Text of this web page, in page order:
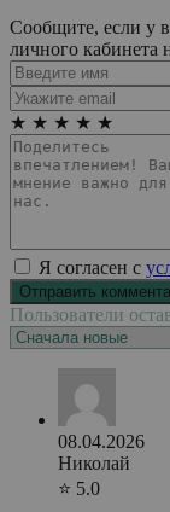
Сообщите, если у
личного кабинета
★ ★ ★ ★ ★
Я согласен с
Пользователи
08.04.2026
Николай
⭐ 5.0